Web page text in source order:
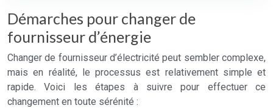
Démarches pour changer de
fournisseur d’énergie
Changer de fournisseur d’électricité peut sembler complexe,
mais en réalité, le processus est relativement simple et
rapide. Voici les étapes à suivre pour effectuer ce
changement en toute sérénité :